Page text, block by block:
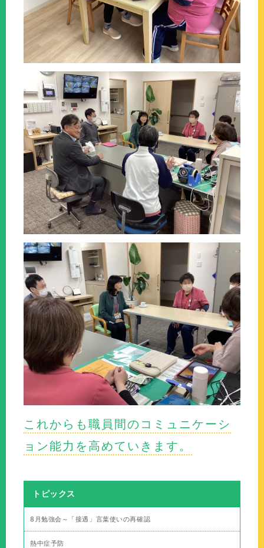
これからも職員間のコミュニケーシ
ョン能力を高めていきます。
トピックス
8月勉強会～「接遇」言葉使いの再確認
熱中症予防